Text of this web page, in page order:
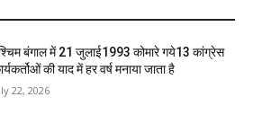
बंगाल में 21 जुलाई1993 कोमारे गये13 कांग्रेस
की याद में हर वर्ष मनाया जाता है
22, 2026